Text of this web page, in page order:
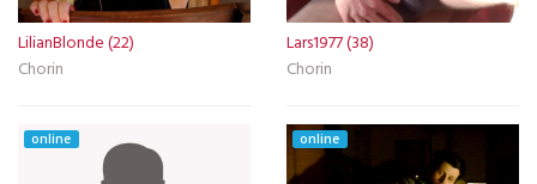
LilianBlonde (22)
Chorin
Lars1977 (38)
Chorin
online online